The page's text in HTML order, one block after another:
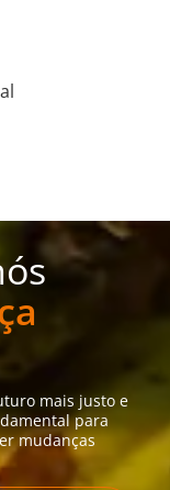
mais justo e
para
mudanças